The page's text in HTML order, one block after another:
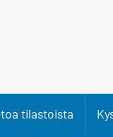
tilastoista